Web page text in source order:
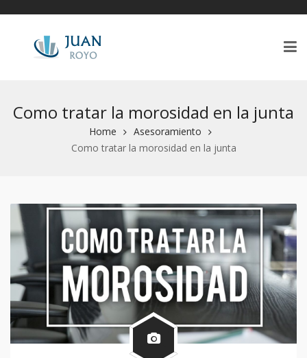
Como tratar la morosidad en la junta
Home
Asesoramiento
Como tratar la morosidad en la junta